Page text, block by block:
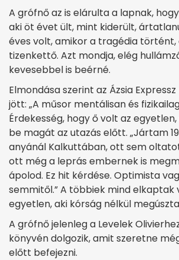
A grófnő az is elárulta a lapnak,
aki öt évet ült, mint kiderült,
éves volt, amikor a tragédia történt,
tizenkettő. Azt mondja, elég
kevesebbel is beérné.
Elmondása szerint az Ázsia
jött: „A műsor mentálisan és
Érdekesség, hogy ő volt az
be magát az utazás előtt. „Jártam
anyánál Kalkuttában, ott sem
ott még a leprás embernek is
ápolod. Ez hit kérdése. Optimista
semmitől.” A többiek mind elkaptak
egyetlen, aki kórság nélkül
A grófnő jelenleg a Levelek
könyvén dolgozik, amit szeretne
előtt befejezni.